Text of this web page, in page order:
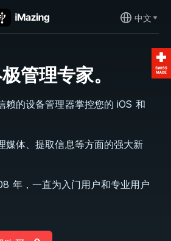
中文
管理专家。
赖的设备管理器掌控您的 iOS 和
媒体、提取信息等方面的强大新
年，一直为入门用户和专业用户